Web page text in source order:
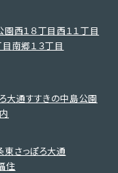
園西１８丁目 西１１丁目
南郷１３丁目
大通すすきの中島公園
東さっぽろ大通
住